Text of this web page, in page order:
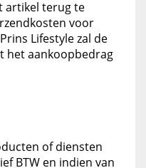
artikel terug te
voor
Lifestyle zal de
het aankoopbedrag
of diensten
BTW en indien van